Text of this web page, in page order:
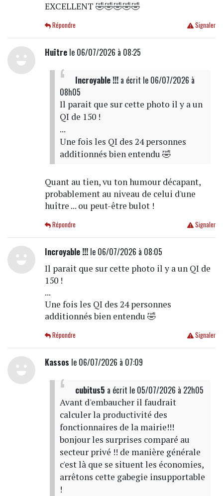
EXCELLENT 🤣🤣🤣🤣🤣
Signaler
Répondre
Huîtrele 06/07/2026 à 08:25
Incroyable !!!a écrit le 06/07/2026 à
08h05
Il parait que sur cette photo il y a un
QI de 150 !
...
Une fois les QI des 24 personnes
additionnés bien entendu 🤣
Quant au tien, vu ton humour décapant,
probablement au niveau de celui d'une
huître ... ou peut-être bulot !
Signaler
Répondre
Incroyable !!!le 06/07/2026 à 08:05
Il parait que sur cette photo il y a un QI de
150 !
...
Une fois les QI des 24 personnes
additionnés bien entendu 🤣
Signaler
Répondre
Kassos le 06/07/2026 à 07:09
cubitus5 a écrit le 05/07/2026 à 22h05
Avant d'embaucher il faudrait
calculer la productivité des
fonctionnaires de la mairie!!!
bonjour les surprises comparé au
secteur privé !! de manière générale
c'est là que se situent les économies,
arrêtons cette gabegie insupportable
!